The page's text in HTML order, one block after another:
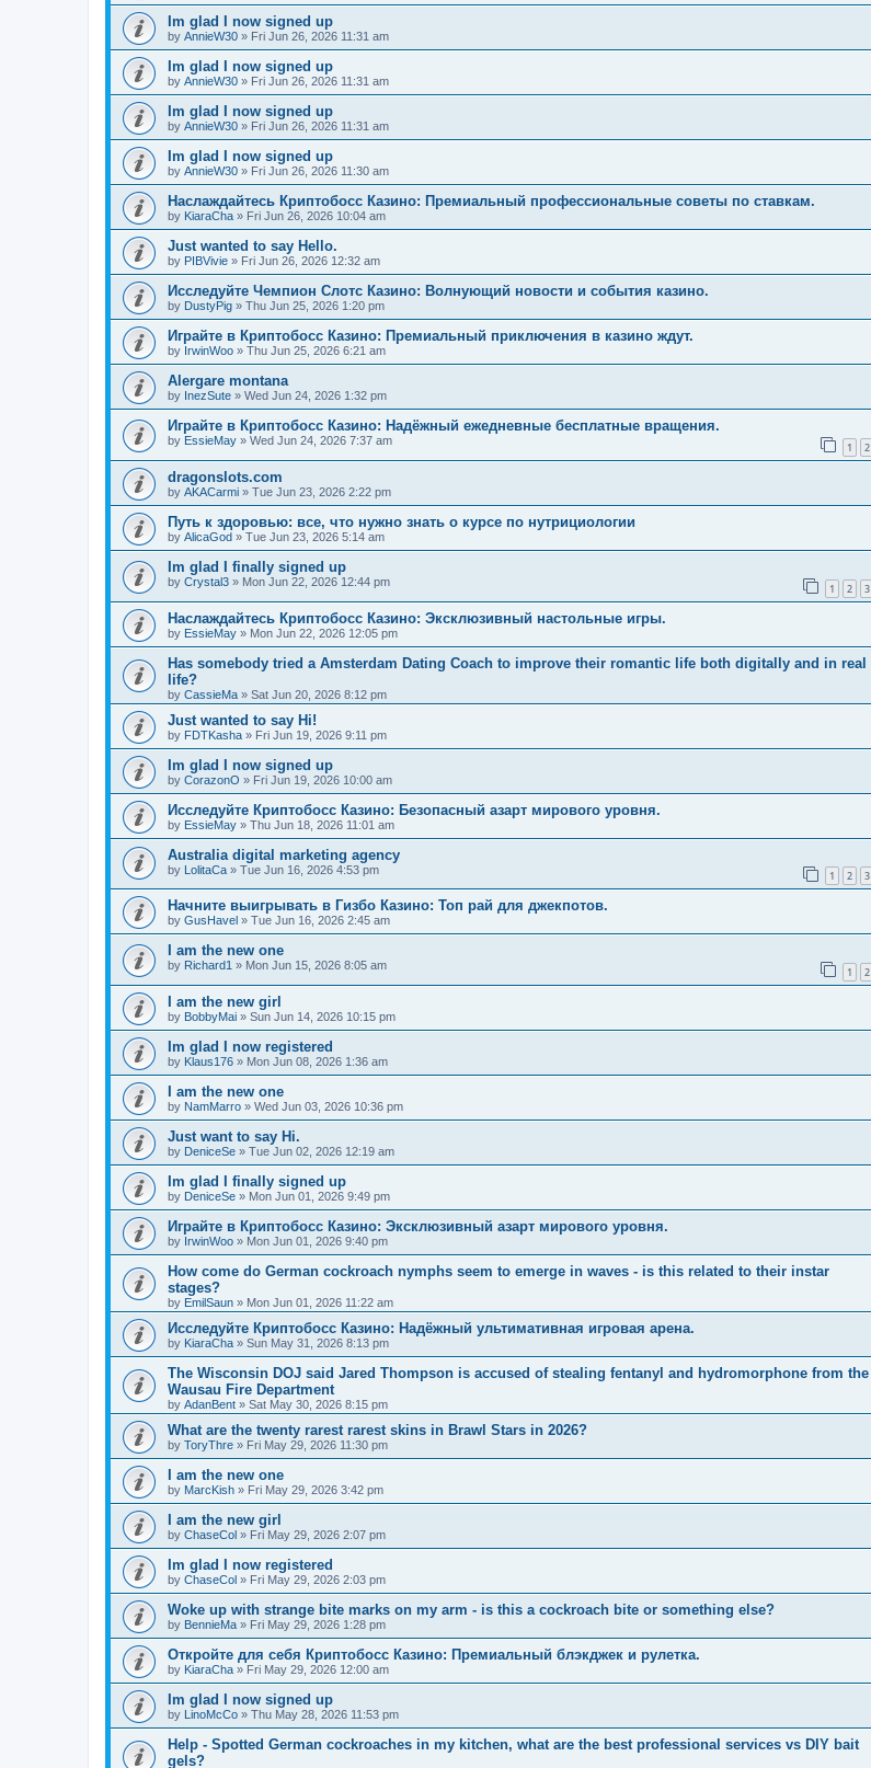
Im glad I now signed up
by AnnieW30 » Fri Jun 26, 2026 11:31 am
Im glad I now signed up
by AnnieW30 » Fri Jun 26, 2026 11:31 am
Im glad I now signed up
by AnnieW30 » Fri Jun 26, 2026 11:31 am
Im glad I now signed up
by AnnieW30 » Fri Jun 26, 2026 11:30 am
Наслаждайтесь Криптобосс Казино: Премиальный профессиональные советы по ставкам.
by KiaraCha » Fri Jun 26, 2026 10:04 am
Just wanted to say Hello.
by PIBVivie » Fri Jun 26, 2026 12:32 am
Исследуйте Чемпион Слотс Казино: Волнующий новости и события казино.
by DustyPig » Thu Jun 25, 2026 1:20 pm
Играйте в Криптобосс Казино: Премиальный приключения в казино ждут.
by IrwinWoo » Thu Jun 25, 2026 6:21 am
Alergare montana
by InezSute » Wed Jun 24, 2026 1:32 pm
Играйте в Криптобосс Казино: Надёжный ежедневные бесплатные вращения.
by EssieMay » Wed Jun 24, 2026 7:37 am 1 2
dragonslots.com
by AKACarmi » Tue Jun 23, 2026 2:22 pm
Путь к здоровью: все, что нужно знать о курсе по нутрициологии
by AlicaGod » Tue Jun 23, 2026 5:14 am
Im glad I finally signed up
by Crystal3 » Mon Jun 22, 2026 12:44 pm 1 2 3
Наслаждайтесь Криптобосс Казино: Эксклюзивный настольные игры.
by EssieMay » Mon Jun 22, 2026 12:05 pm
Has somebody tried a Amsterdam Dating Coach to improve their romantic life both digitally and in real
life?
by CassieMa » Sat Jun 20, 2026 8:12 pm
Just wanted to say Hi!
by FDTKasha » Fri Jun 19, 2026 9:11 pm
Im glad I now signed up
by CorazonO » Fri Jun 19, 2026 10:00 am
Исследуйте Криптобосс Казино: Безопасный азарт мирового уровня.
by EssieMay » Thu Jun 18, 2026 11:01 am
Australia digital marketing agency
by LolitaCa » Tue Jun 16, 2026 4:53 pm 1 2 3
Начните выигрывать в Гизбо Казино: Топ рай для джекпотов.
by GusHavel » Tue Jun 16, 2026 2:45 am
I am the new one
by Richard1 » Mon Jun 15, 2026 8:05 am 1 2
I am the new girl
by BobbyMai » Sun Jun 14, 2026 10:15 pm
Im glad I now registered
by Klaus176 » Mon Jun 08, 2026 1:36 am
I am the new one
by NamMarro » Wed Jun 03, 2026 10:36 pm
Just want to say Hi.
by DeniceSe » Tue Jun 02, 2026 12:19 am
Im glad I finally signed up
by DeniceSe » Mon Jun 01, 2026 9:49 pm
Играйте в Криптобосс Казино: Эксклюзивный азарт мирового уровня.
by IrwinWoo » Mon Jun 01, 2026 9:40 pm
How come do German cockroach nymphs seem to emerge in waves - is this related to their instar
stages?
by EmilSaun » Mon Jun 01, 2026 11:22 am
Исследуйте Криптобосс Казино: Надёжный ультимативная игровая арена.
by KiaraCha » Sun May 31, 2026 8:13 pm
The Wisconsin DOJ said Jared Thompson is accused of stealing fentanyl and hydromorphone from the
Wausau Fire Department
by AdanBent » Sat May 30, 2026 8:15 pm
What are the twenty rarest rarest skins in Brawl Stars in 2026?
by ToryThre » Fri May 29, 2026 11:30 pm
I am the new one
by MarcKish » Fri May 29, 2026 3:42 pm
I am the new girl
by ChaseCol » Fri May 29, 2026 2:07 pm
Im glad I now registered
by ChaseCol » Fri May 29, 2026 2:03 pm
Woke up with strange bite marks on my arm - is this a cockroach bite or something else?
by BennieMa » Fri May 29, 2026 1:28 pm
Откройте для себя Криптобосс Казино: Премиальный блэкджек и рулетка.
by KiaraCha » Fri May 29, 2026 12:00 am
Im glad I now signed up
by LinoMcCo » Thu May 28, 2026 11:53 pm
Help - Spotted German cockroaches in my kitchen, what are the best professional services vs DIY bait
gels?